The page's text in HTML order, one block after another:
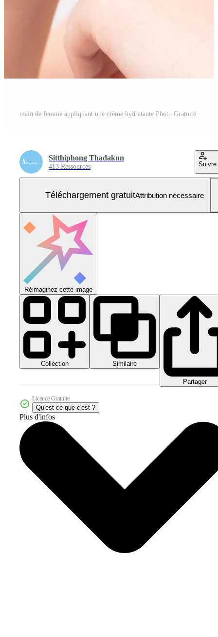
main de femme appliquant une crème hydratante Photo Gratuite
Sitthiphong Thadakun
413 Ressources Suivre
Téléchargement gratuitAttribution nécessaire
Réimaginez cette image
Collection Similaire
Partager
Licence Gratuite
Qu'est-ce que c'est ?
Plus d'infos